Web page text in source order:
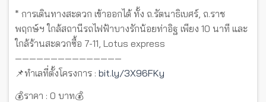
* การเดินทางสะดวก เข้าออกได้ ทั้ง ถ.รัตนาธิเบศร์, ถ.ราช
พฤกษ์ฯ ใกล้สถานีรถไฟฟ้าบางรักน้อยท่าอิฐ เพียง 10 นาที และ
ใกล้ร้านสะดวกซื้อ 7-11, Lotus express
———————————————
📌ทำเลที่ตั้งโครงการ : bit.ly/3X96FKy
💰ราคา : 0 บาท💰